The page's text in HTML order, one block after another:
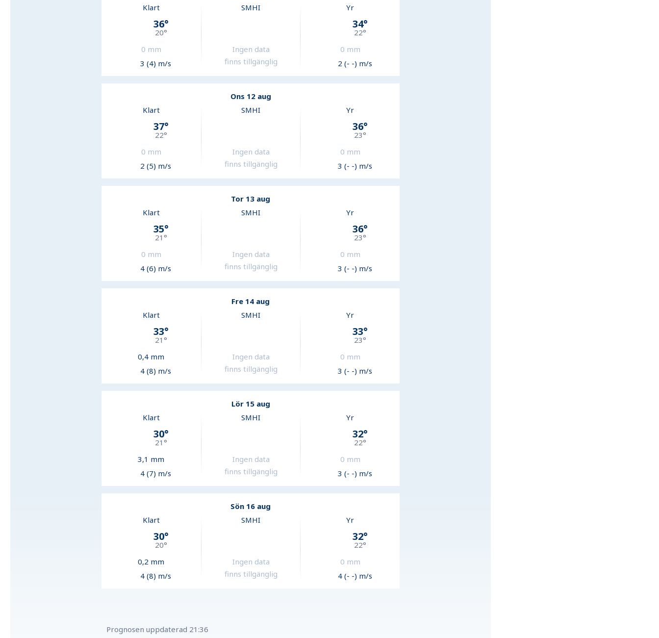
Klart
36°
20°
0 mm
3 (4) m/s
SMHI
Ingen data
finns tillgänglig
Yr
34°
22°
0 mm
2 (- -) m/s
Ons 12 aug
Klart
37°
22°
0 mm
2 (5) m/s
SMHI
Ingen data
finns tillgänglig
Yr
36°
23°
0 mm
3 (- -) m/s
Tor 13 aug
Klart
35°
21 °
0 mm
4 (6) m/s
SMHI
Ingen data
finns tillgänglig
Yr
36°
23°
0 mm
3 (- -) m/s
Fre 14 aug
Klart
33°
21 °
0,4 mm
4 (8) m/s
SMHI
Ingen data
finns tillgänglig
Yr
33°
23°
0 mm
3 (- -) m/s
Lör 15 aug
Klart
30°
21 °
3,1 mm
4 (7) m/s
SMHI
Ingen data
finns tillgänglig
Yr
32°
22°
0 mm
3 (- -) m/s
Sön 16 aug
Klart
30°
20°
0,2 mm
4 (8) m/s
SMHI
Ingen data
finns tillgänglig
Yr
32°
22°
0 mm
4 (- -) m/s
Prognosen uppdaterad 21:36